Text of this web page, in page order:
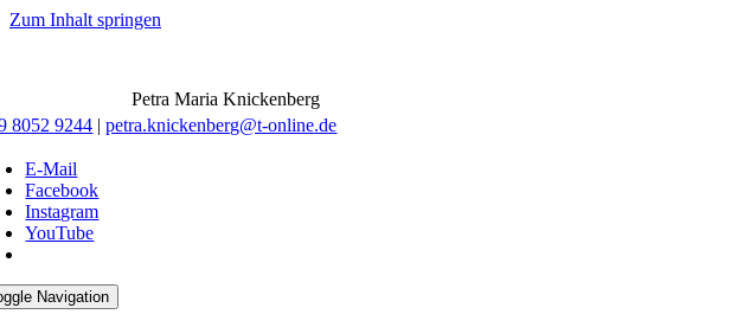
Zum Inhalt springen
Petra Maria Knickenberg
8052 9244 |petra.knickenberg@t-online.de
E-Mail
Facebook
Instagram
YouTube
Navigation